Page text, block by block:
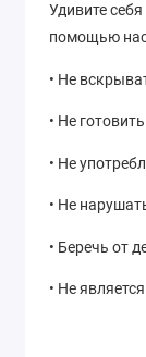
Удивите
помощью
• Не
• Не
• Не
• Не
• Беречь от
• Не